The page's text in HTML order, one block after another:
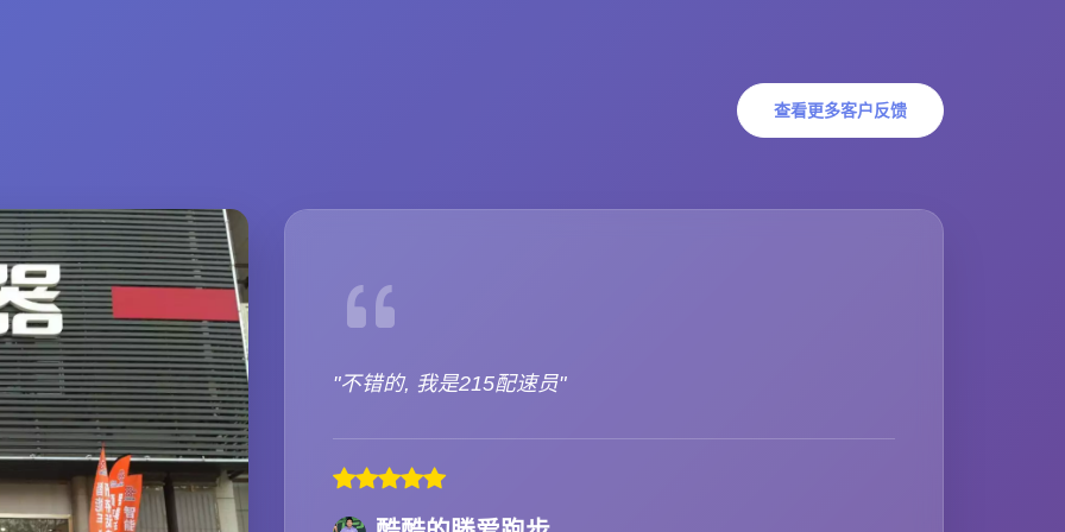
查看更多客户反馈
"不错的, 我是215配速员"